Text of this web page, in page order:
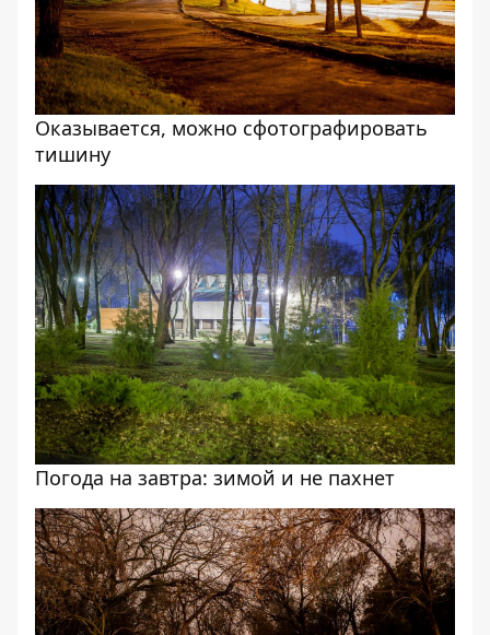
Оказывается, можно сфотографировать
тишину
Погода на завтра: зимой и не пахнет